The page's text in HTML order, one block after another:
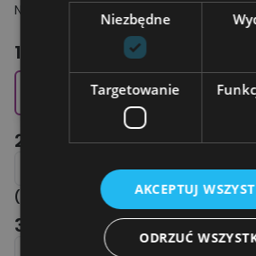
NAJNIŻSZA CENA Z 30 DNI PRZED
1. Dodaj zdjęcie
📸 Wybierz
2. Wpisz imię Kobiety
( Maksymalnie Liter)
3. Wpisz imię Mężczyzny
Niezbędne
Targetowanie
AKCEPTUJ
ODRZUĆ